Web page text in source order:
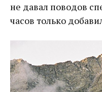
не давал поводов
часов только